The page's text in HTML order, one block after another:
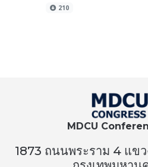
210
MDCU
1873 ถนนพระราม 4 แข